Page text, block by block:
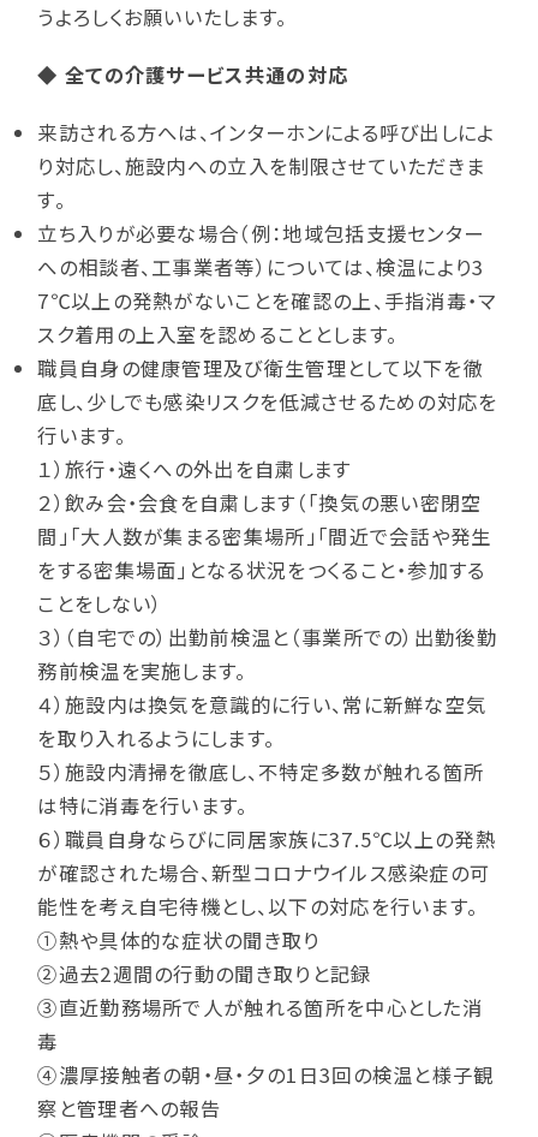
うよろしくお願いいたします。
◆ 全ての介護サービス共通の対応
来訪される方へは、インターホンによる呼び出しによ
り対応し、施設内への立入を制限させていただきま
す。
立ち入りが必要な場合（例：地域包括支援センター
への相談者、工事業者等）については、検温により3
7℃以上の発熱がないことを確認の上、手指消毒・マ
スク着用の上入室を認めることとします。
職員自身の健康管理及び衛生管理として以下を徹
底し、少しでも感染リスクを低減させるための対応を
行います。
１）旅行・遠くへの外出を自粛します
２）飲み会・会食を自粛します（「換気の悪い密閉空
間」「大人数が集まる密集場所」「間近で会話や発生
をする密集場面」となる状況をつくること・参加する
ことをしない）
３）（自宅での）出勤前検温と（事業所での）出勤後勤
務前検温を実施します。
４）施設内は換気を意識的に行い、常に新鮮な空気
を取り入れるようにします。
５）施設内清掃を徹底し、不特定多数が触れる箇所
は特に消毒を行います。
６）職員自身ならびに同居家族に37.5℃以上の発熱
が確認された場合、新型コロナウイルス感染症の可
能性を考え自宅待機とし、以下の対応を行います。
①熱や具体的な症状の聞き取り
②過去2週間の行動の聞き取りと記録
③直近勤務場所で人が触れる箇所を中心とした消
毒
④濃厚接触者の朝・昼・夕の1日3回の検温と様子観
察と管理者への報告